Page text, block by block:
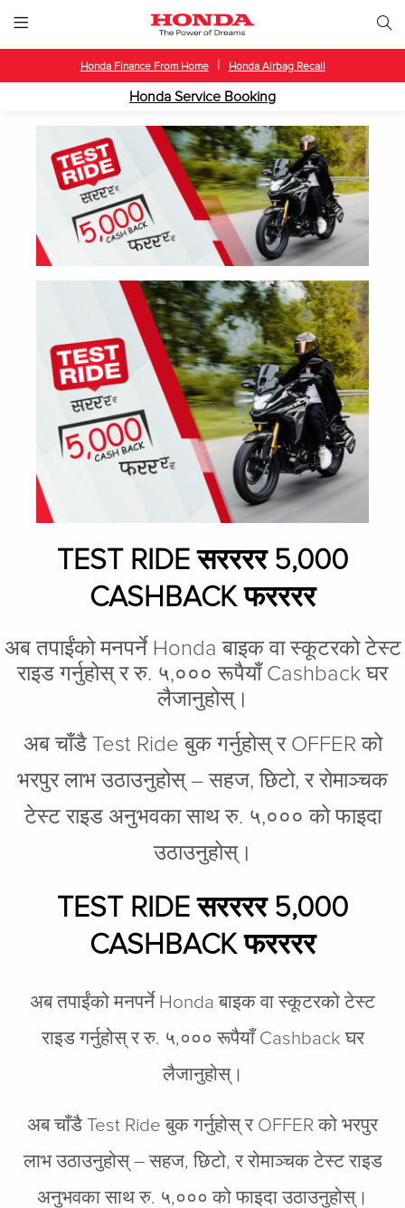
Honda Finance From Home Honda Airbag Recall
Honda Service Booking
TEST RIDE सरररर 5,000
CASHBACK फरररर
अब तपाईंको मनपर्ने Honda बाइक वा स्कूटरको टेस्ट
राइड गर्नुहोस् र रु. ५,००० रूपैयाँ Cashback घर
लैजानुहोस्।
अब चाँडै Test Ride बुक गर्नुहोस् र OFFER को
भरपुर लाभ उठाउनुहोस् – सहज, छिटो, र रोमाञ्चक
टेस्ट राइड अनुभवका साथ रु. ५,००० को फाइदा
उठाउनुहोस्।
TEST RIDE सरररर 5,000
CASHBACK फरररर
अब तपाईंको मनपर्ने Honda बाइक वा स्कूटरको टेस्ट
राइड गर्नुहोस् र रु. ५,००० रूपैयाँ Cashback घर
लैजानुहोस्।
अब चाँडै Test Ride बुक गर्नुहोस् र OFFER को भरपुर
लाभ उठाउनुहोस् – सहज, छिटो, र रोमाञ्चक टेस्ट राइड
अनुभवका साथ रु. ५,००० को फाइदा उठाउनुहोस्।